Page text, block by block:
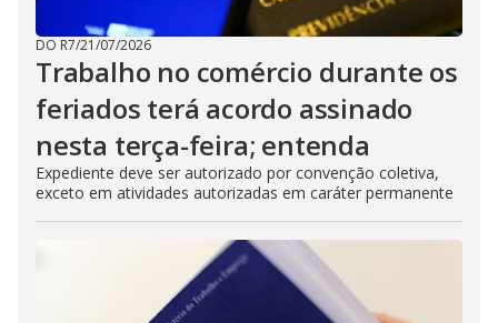
DO R7/21/07/2026
Trabalho no comércio durante os
feriados terá acordo assinado
nesta terça-feira; entenda
Expediente deve ser autorizado por convenção coletiva,
exceto em atividades autorizadas em caráter permanente